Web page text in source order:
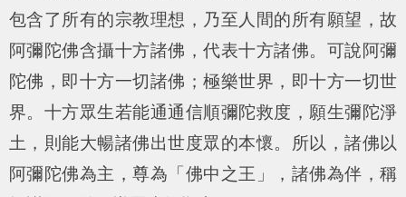
包含了所有的宗教理想，乃至人間的所有願望，故
阿彌陀佛含攝十方諸佛，代表十方諸佛。可說阿彌
陀佛，即十方一切諸佛；極樂世界，即十方一切世
界。十方眾生若能通通信順彌陀救度，願生彌陀淨
土，則能大暢諸佛出世度眾的本懷。所以，諸佛以
阿彌陀佛為主，尊為「佛中之王」，諸佛為伴，稱